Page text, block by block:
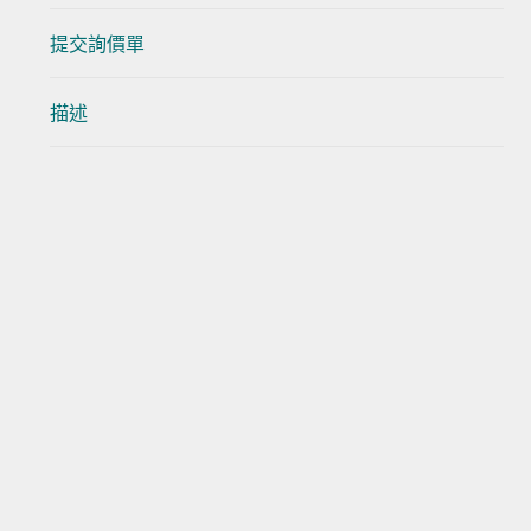
提交詢價單
描述